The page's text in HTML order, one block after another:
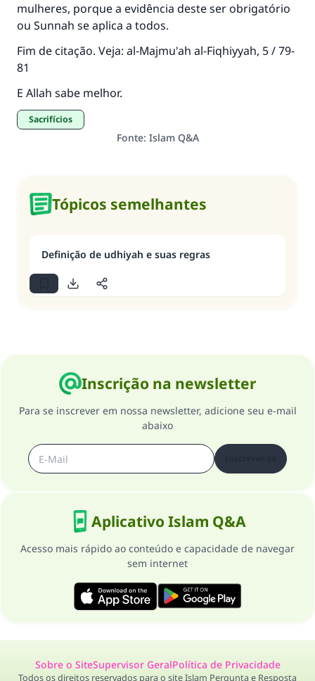
mulheres, porque a evidência deste ser obrigatório
ou Sunnah se aplica a todos.
Fim de citação. Veja: al-Majmu'ah al-Fiqhiyyah, 5 / 79-
81
E Allah sabe melhor.
Sacrifícios
Fonte: Islam Q&A
Tópicos semelhantes
Definição de udhiyah e suas regras
Inscrição na newsletter
Para se inscrever em nossa newsletter, adicione seu e-mail
abaixo
Aplicativo Islam Q&A
Acesso mais rápido ao conteúdo e capacidade de navegar
sem internet
Sobre o SiteSupervisor GeralPolítica de Privacidade
Todos os direitos reservados para o site Islam Pergunta e Resposta